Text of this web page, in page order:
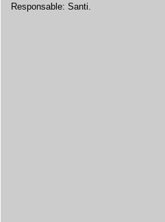
Responsable: Santi.